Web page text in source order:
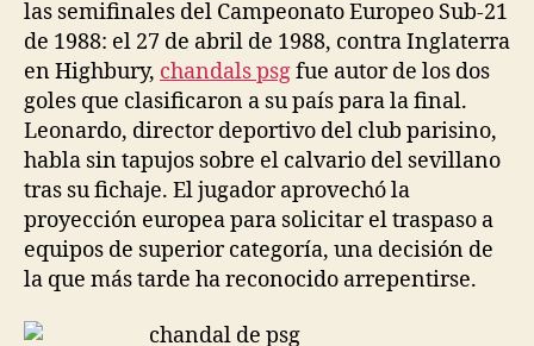
las semifinales del Campeonato Europeo Sub-21
de 1988: el 27 de abril de 1988, contra Inglaterra
en Highbury, chandals psgfue autor de los dos
goles que clasificaron a su país para la final.
Leonardo, director deportivo del club parisino,
habla sin tapujos sobre el calvario del sevillano
tras su fichaje. El jugador aprovechó la
proyección europea para solicitar el traspaso a
equipos de superior categoría, una decisión de
la que más tarde ha reconocido arrepentirse.